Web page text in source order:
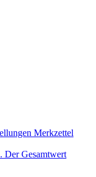
Merkzettel
Der Gesamtwert